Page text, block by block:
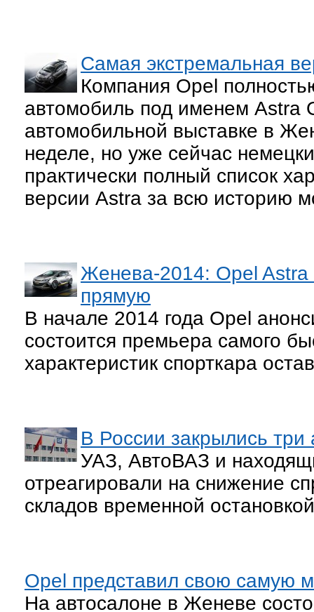
Самая экстремальная
Компания Opel
автомобиль под именем Astra
автомобильной выставке в
неделе, но уже сейчас
практически полный список
версии Astra за всю историю
Женева-2014: Opel
прямую
В начале 2014 года Opel
состоится премьера самого
характеристик спорткара
В России закрылись
УАЗ, АвтоВАЗ и
отреагировали на снижение
складов временной
Opel представил свою самую
На автосалоне в Женеве